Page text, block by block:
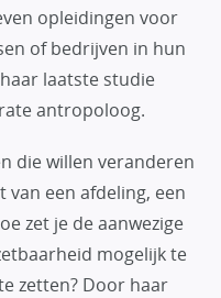
opleidingen voor
of bedrijven in hun
laatste studie
antropoloog.
die willen veranderen
van een afdeling, een
zet je de aanwezige
mogelijk te
zetten? Door haar